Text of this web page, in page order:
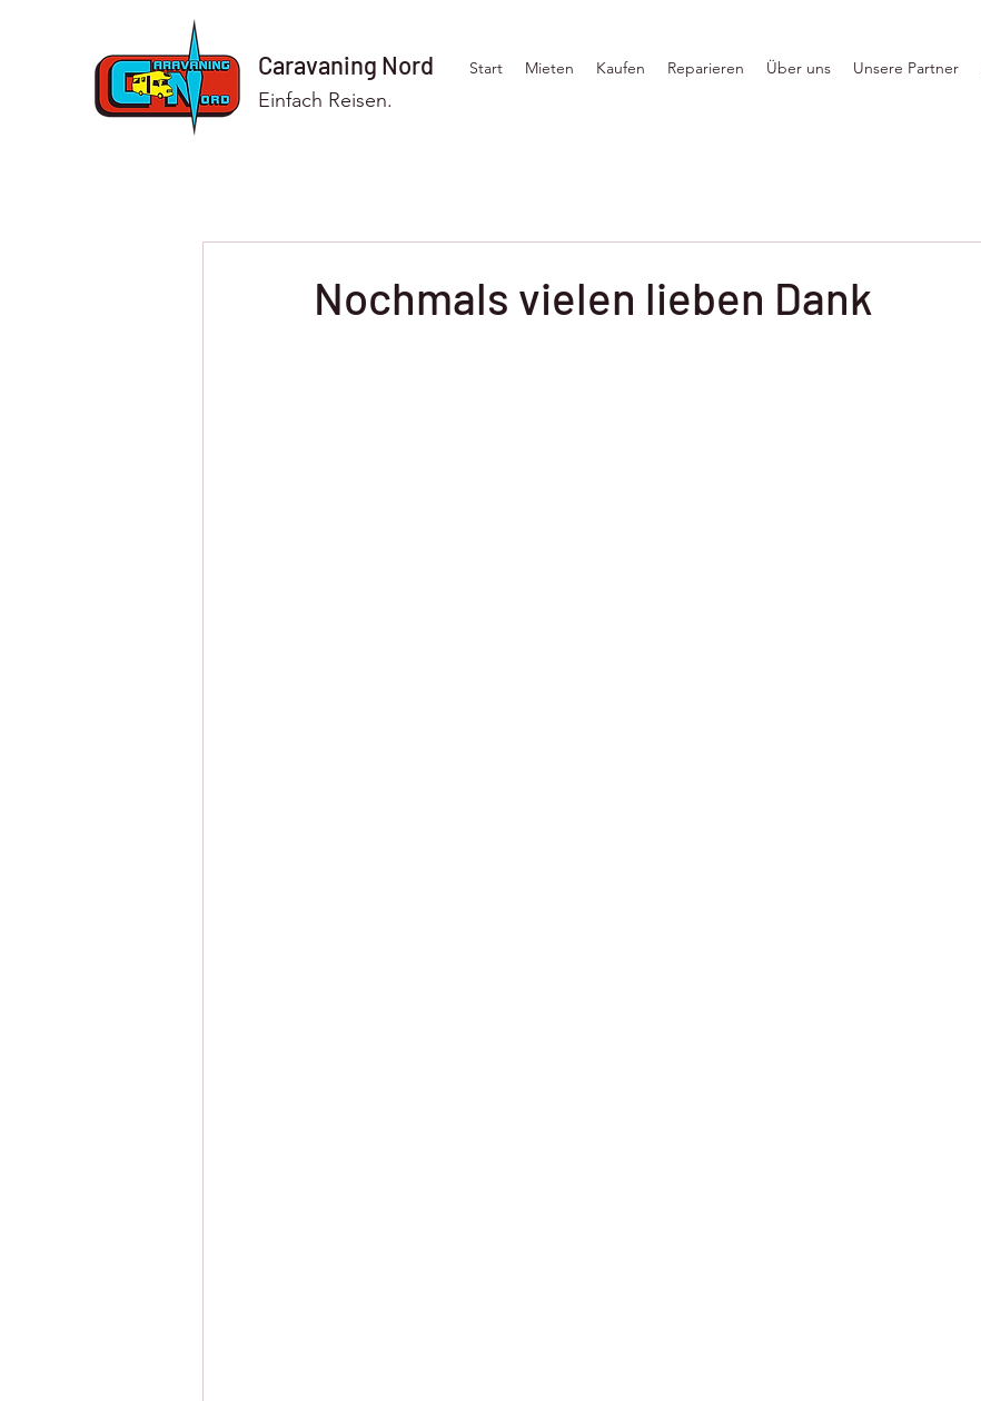
Caravaning Nord
Einfach Reisen.
Start Mieten Kaufen Reparieren Über uns Unsere Partner
Nochmals vielen lieben Dank